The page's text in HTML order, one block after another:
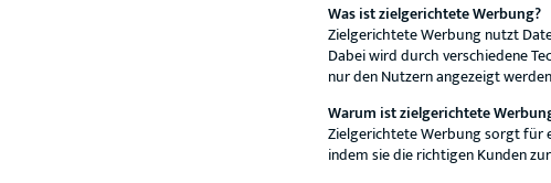
Was ist zielgerichtete Werbung?
Zielgerichtete Werbung nutzt
Dabei wird durch verschiedene
nur den Nutzern angezeigt
Warum ist zielgerichtete
Zielgerichtete Werbung sorgt für
indem sie die richtigen Kunden